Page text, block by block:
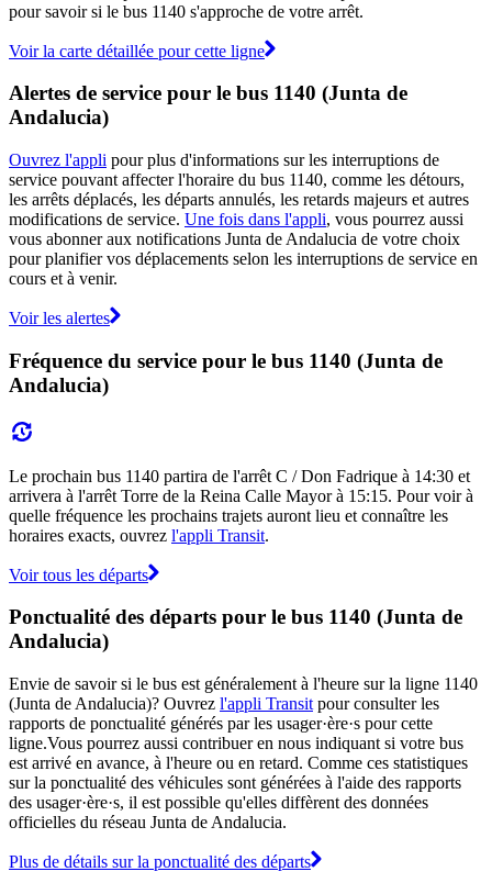
pour savoir si le bus 1140 s'approche de votre arrêt.
Voir la carte détaillée pour cette ligne
Alertes de service pour le bus 1140 (Junta de
Andalucia)
Ouvrez l'appli pour plus d'informations sur les interruptions de
service pouvant affecter l'horaire du bus 1140, comme les détours,
les arrêts déplacés, les départs annulés, les retards majeurs et autres
modifications de service. Une fois dans l'appli, vous pourrez aussi
vous abonner aux notifications Junta de Andalucia de votre choix
pour planifier vos déplacements selon les interruptions de service en
cours et à venir.
Voir les alertes
Fréquence du service pour le bus 1140 (Junta de
Andalucia)
Le prochain bus 1140 partira de l'arrêt C / Don Fadrique à 14:30 et
arrivera à l'arrêt Torre de la Reina Calle Mayor à 15:15. Pour voir à
quelle fréquence les prochains trajets auront lieu et connaître les
horaires exacts, ouvrez l'appli Transit.
Voir tous les départs
Ponctualité des départs pour le bus 1140 (Junta de
Andalucia)
Envie de savoir si le bus est généralement à l'heure sur la ligne 1140
(Junta de Andalucia)? Ouvrez l'appli Transit pour consulter les
rapports de ponctualité générés par les usager·ère·s pour cette
ligne.Vous pourrez aussi contribuer en nous indiquant si votre bus
est arrivé en avance, à l'heure ou en retard. Comme ces statistiques
sur la ponctualité des véhicules sont générées à l'aide des rapports
des usager·ère·s, il est possible qu'elles diffèrent des données
officielles du réseau Junta de Andalucia.
Plus de détails sur la ponctualité des départs